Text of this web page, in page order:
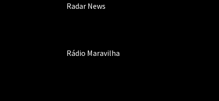
Radar News
Rádio Maravilha